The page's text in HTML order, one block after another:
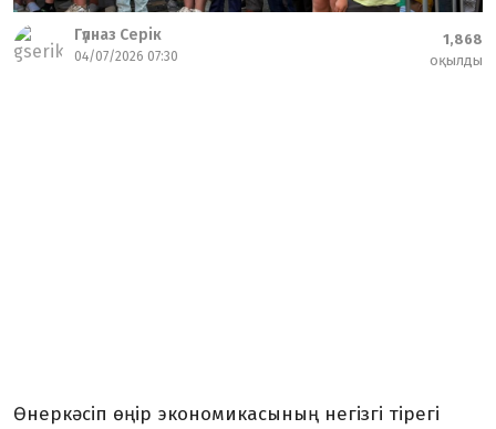
Гүлназ Серік
04/07/2026 07:30
1,868
оқылды
Өнеркәсіп өңір эко­но­ми­касының негізгі ті­ре­гі